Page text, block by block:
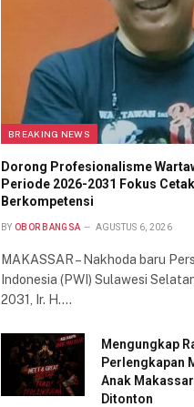
BREAKING NEWS
Dorong Profesionalisme
Periode 2026-2031 Fokus
Berkompetensi
BY OBOR BANGSA AGUSTUS 6, 2026
MAKASSAR – Nakhoda baru
Indonesia (PWI) Sulawesi
2031, Ir. H.…
Mengungkap
Perlengkapan
Anak
Ditonton